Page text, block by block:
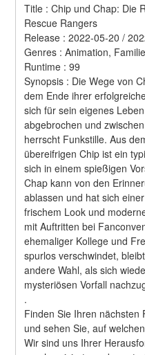
Title : Chip und Chap: Die
Rescue Rangers
Release : 2022-05-20 /
Genres : Animation,
Runtime : 99
Synopsis : Die Wege von
dem Ende ihrer
sich für sein eigenes
abgebrochen und
herrscht Funkstille. Aus
übereifrigen Chip ist ein
sich in einem spießigen
Chap kann von den
ablassen und hat sich
frischem Look und
mit Auftritten bei
ehemaliger Kollege und
spurlos verschwindet,
andere Wahl, als sich
mysteriösen Vorfall
.
Finden Sie Ihren nächsten
und sehen Sie, auf
Wir sind uns Ihrer